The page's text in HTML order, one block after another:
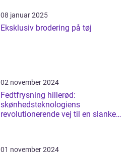
08 januar 2025
Eksklusiv brodering på tøj
02 november 2024
Fedtfrysning hillerød:
skønhedsteknologiens
revolutionerende vej til en slankere
01 november 2024